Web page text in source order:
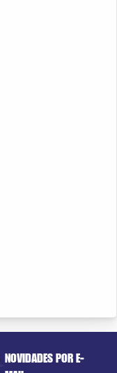
NOVIDADES POR E-